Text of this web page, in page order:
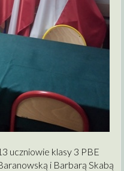
uczniowie klasy 3 PBE
i Barbarą Skabą